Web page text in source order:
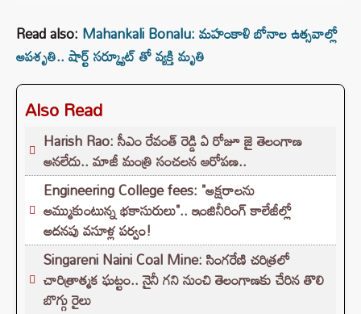
Read also: Mahankali Bonalu: మహంకాళి బోనాల ఉత్సవాల్లో
అపశృతి.. షార్ట్ సర్క్యూట్ తో వ్యక్తి మృతి
Also Read
Harish Rao: సీఎం రేవంత్ రెడ్డి ఏ రోజూ జై తెలంగాణ
అనలేదు.. మాజీ మంత్రి సంచలన ఆరోపణ..
Engineering College fees: "అక్షరాలను
అమ్ముకుంటున్న భకాసురులు".. ఇంజినీరింగ్ కాలేజీల్లో
అదనపు వసూళ్ల పర్వం!
Singareni Naini Coal Mine: సింగరేణి చరిత్రలో
చారిత్రాత్మక ఘట్టం.. నైనీ గని నుంచి తెలంగాణకు చేరిన తొలి
బొగ్గు రైలు